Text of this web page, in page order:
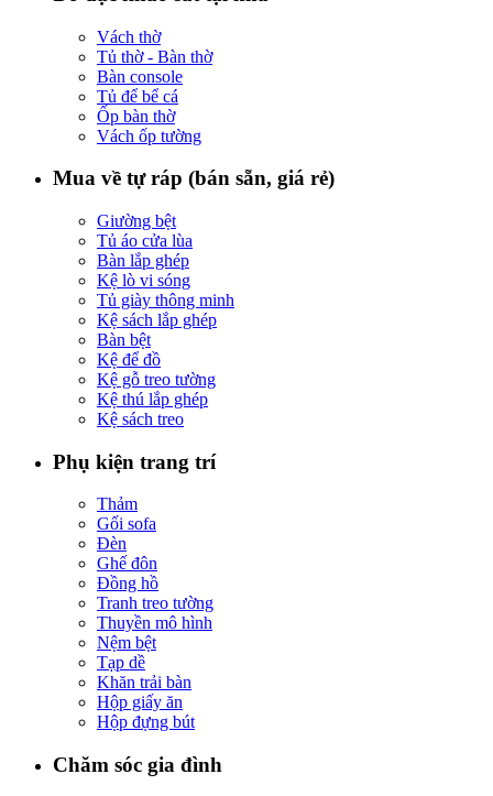
Vách thờ
Tủ thờ - Bàn thờ
Bàn console
Tủ để bể cá
Ốp bàn thờ
Vách ốp tường
Mua về tự ráp (bán sẵn, giá rẻ)
Giường bệt
Tủ áo cửa lùa
Bàn lắp ghép
Kệ lò vi sóng
Tủ giày thông minh
Kệ sách lắp ghép
Bàn bệt
Kệ để đồ
Kệ gỗ treo tường
Kệ thú lắp ghép
Kệ sách treo
Phụ kiện trang trí
Thảm
Gối sofa
Đèn
Ghế đôn
Đồng hồ
Tranh treo tường
Thuyền mô hình
Nệm bệt
Tạp dề
Khăn trải bàn
Hộp giấy ăn
Hộp đựng bút
Chăm sóc gia đình